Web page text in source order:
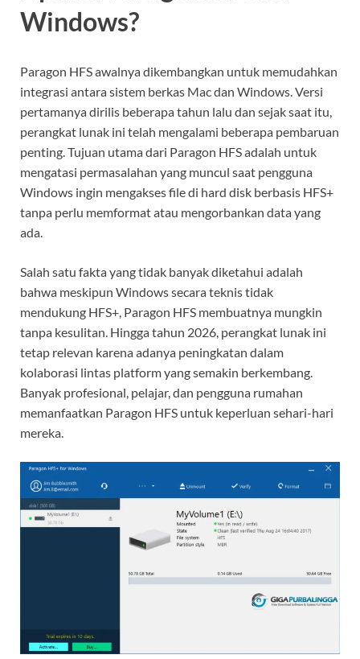
Windows?
Paragon HFS awalnya dikembangkan untuk memudahkan
integrasi antara sistem berkas Mac dan Windows. Versi
pertamanya dirilis beberapa tahun lalu dan sejak saat itu,
perangkat lunak ini telah mengalami beberapa pembaruan
penting. Tujuan utama dari Paragon HFS adalah untuk
mengatasi permasalahan yang muncul saat pengguna
Windows ingin mengakses file di hard disk berbasis HFS+
tanpa perlu memformat atau mengorbankan data yang
ada.
Salah satu fakta yang tidak banyak diketahui adalah
bahwa meskipun Windows secara teknis tidak
mendukung HFS+, Paragon HFS membuatnya mungkin
tanpa kesulitan. Hingga tahun 2026, perangkat lunak ini
tetap relevan karena adanya peningkatan dalam
kolaborasi lintas platform yang semakin berkembang.
Banyak profesional, pelajar, dan pengguna rumahan
memanfaatkan Paragon HFS untuk keperluan sehari-hari
mereka.